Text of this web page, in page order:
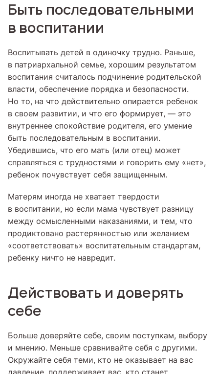
Быть последовательными
в воспитании
Воспитывать детей в одиночку трудно. Раньше,
в патриархальной семье, хорошим результатом
воспитания считалось подчинение родительской
власти, обеспечение порядка и безопасности.
Но то, на что действительно опирается ребенок
в своем развитии, и что его формирует, — это
внутреннее спокойствие родителя, его умение
быть последовательным в воспитании.
Убедившись, что его мать (или отец) может
справляться с трудностями и говорить ему «нет»,
ребенок почувствует себя защищенным.
Матерям иногда не хватает твердости
в воспитании, но если мама чувствует разницу
между осмысленными наказаниями, и тем, что
продиктовано растерянностью или желанием
«соответствовать» воспитательным стандартам,
ребенку ничто не навредит.
Действовать и доверять
себе
Больше доверяйте себе, своим поступкам, выбору
и мнению. Меньше сравнивайте себя с другими.
Окружайте себя теми, кто не оказывает на вас